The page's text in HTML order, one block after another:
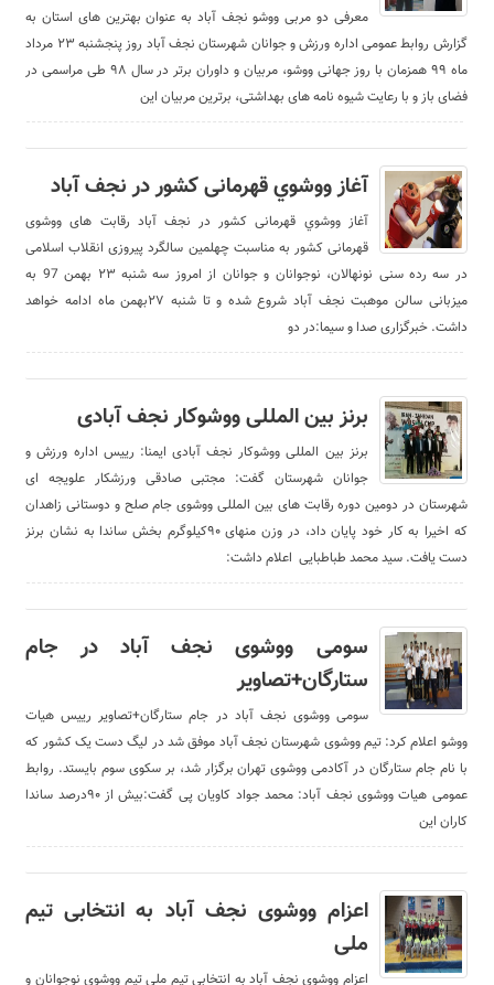
معرفی دو مربی ووشو نجف آباد به عنوان بهترین های استان به
گزارش روابط عمومی اداره ورزش و جوانان شهرستان نجف آباد روز پنجشنبه ۲۳ مرداد
ماه ۹۹ همزمان با روز جهانی ووشو، مربیان و داوران برتر در سال ۹۸ طی مراسمی در
فضای باز و با رعایت شیوه نامه های بهداشتی، برترین مربیان این
آغاز ووشوي قهرمانی کشور در نجف آباد
آغاز ووشوي قهرمانی کشور در نجف آباد رقابت های ووشوی
قهرمانی کشور به مناسبت چهلمین سالگرد پیروزی انقلاب اسلامی
در سه رده سنی نونهالان، نوجوانان و جوانان از امروز سه شنبه ۲۳ بهمن 97 به
میزبانی سالن موهبت نجف آباد شروع شده و تا شنبه ۲۷بهمن ماه ادامه خواهد
داشت. خبرگزاری صدا و سیما:در دو
برنز بین المللی ووشوکار نجف آ‌بادی
برنز بین المللی ووشوکار نجف آ‌بادی ایمنا: رییس اداره ورزش و
جوانان شهرستان گفت: مجتبی صادقی ورزشکار علویجه ای
شهرستان در دومین دوره رقابت های بین المللی ووشوی جام صلح و دوستانی زاهدان
که اخیرا به کار خود پایان داد، در وزن منهای ۹۰کیلوگرم بخش ساندا به نشان برنز
دست یافت. سید محمد طباطبایی اعلام داشت:
سومی ووشوی نجف آباد در جام
ستارگان+تصاویر
سومی ووشوی نجف آباد در جام ستارگان+تصاویر رییس هیات
ووشو اعلام کرد: تیم ووشوی شهرستان نجف آباد موفق شد در لیگ دست یک کشور که
با نام جام ستارگان در آکادمی ووشوی تهران برگزار شد، بر سکوی سوم بایستد. روابط
عمومی هیات ووشوی نجف آباد: محمد جواد کاویان پی گفت:بیش از ۹۰درصد ساندا
کاران این
اعزام ووشوی نجف آباد به انتخابی تیم
ملی
اعزام ووشوی نجف آباد به انتخابی تیم ملی تیم ووشوی نوجوانان و